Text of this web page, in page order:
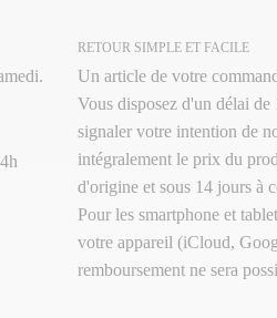
RETOUR SIMPLE ET FACILE
Un article de votre
Vous disposez d'un délai
signaler votre intention de
intégralement le prix du
d'origine et sous 14 jours à
Pour les smartphone et
votre appareil (iCloud,
remboursement ne sera